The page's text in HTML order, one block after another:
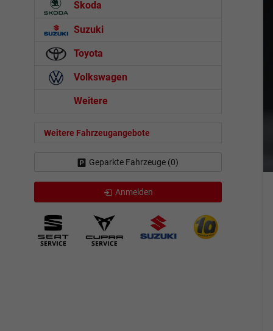
Skoda
Suzuki
Toyota
Volkswagen
Weitere
Weitere Fahrzeugangebote
Geparkte Fahrzeuge (0)
Anmelden